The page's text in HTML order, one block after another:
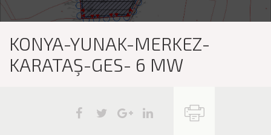
KONYA-YUNAK-MERKEZ-
KARATAŞ-GES- 6 MW